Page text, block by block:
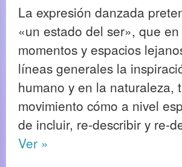
La expresión danzada
«un estado del ser», que
momentos y espacios
líneas generales la
humano y en la naturaleza,
movimiento cómo a nivel
de incluir, re-describir y re-
Ver »